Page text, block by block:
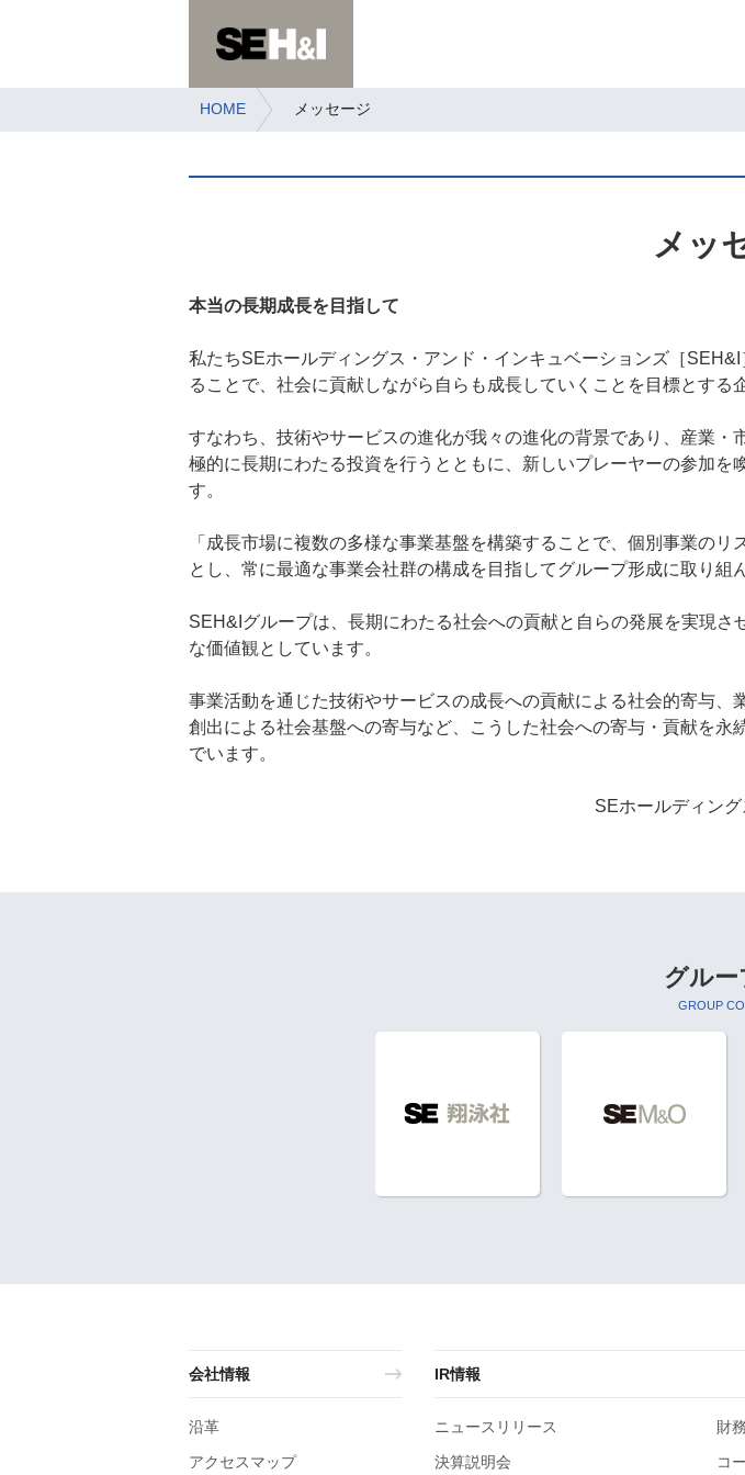
ン
SE HOLDINGS
HOME メッセージ
メッ
本当の長期成長を目指して
私たちSEホールディングス・アンド・インキュベーションズ［
ることで、社会に貢献しながら自らも成長していくことを目標とする
すなわち、技術やサービスの進化が我々の進化の背景であり、産業
極的に長期にわたる投資を行うとともに、新しいプレーヤーの参加
す。
「成長市場に複数の多様な事業基盤を構築することで、個別事業の
とし、常に最適な事業会社群の構成を目指してグループ形成に取り組
SEH&Iグループは、長期にわたる社会への貢献と自らの発展を実現
な価値観としています。
事業活動を通じた技術やサービスの成長への貢献による社会的寄与
創出による社会基盤への寄与など、こうした社会への寄与・貢献を
でいます。
SEホールディン
グルー
GROUP
会社情報
沿革
アクセスマップ
IR情報
ニュースリリース
決算説明会
財
コ